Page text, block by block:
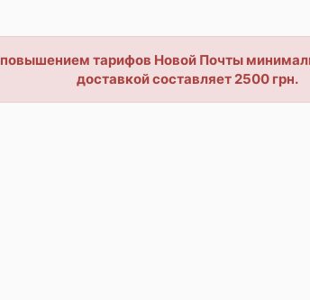
повышением тарифов Новой Почты
доставкой составляет 2500 грн.